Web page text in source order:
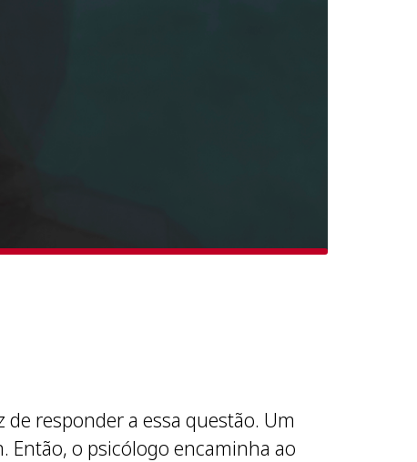
responder a essa questão. Um
Então, o psicólogo encaminha ao